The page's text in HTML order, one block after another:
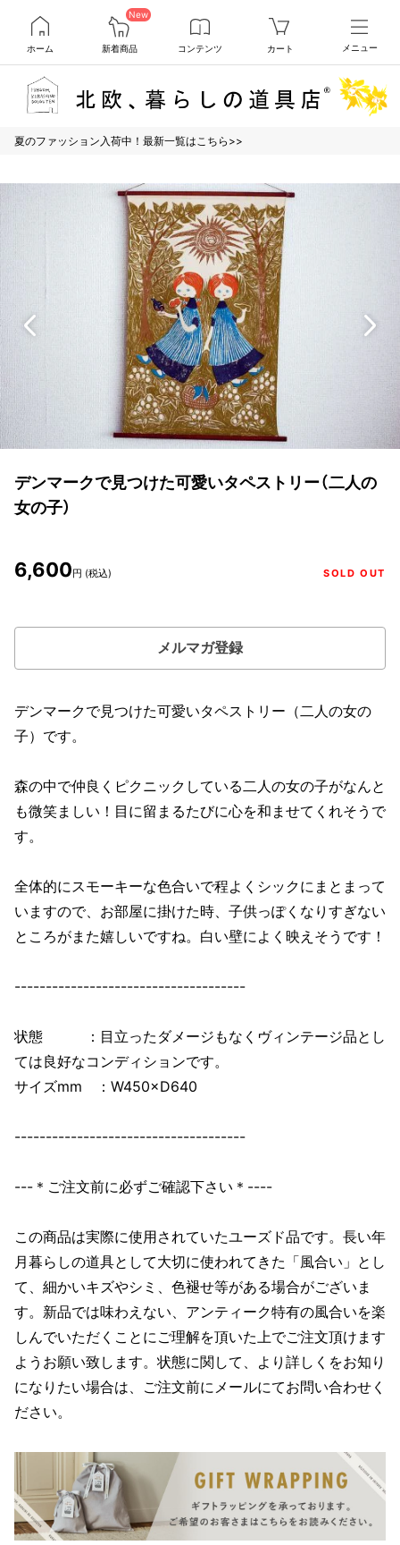
ホーム
New
新着商品 コンテンツ カート メニュー
夏のファッション入荷中！最新一覧はこちら>>
デンマークで見つけた可愛いタペストリー（二人の
女の子）
6,600円 (税込) SOLD OUT
メルマガ登録
デンマークで見つけた可愛いタペストリー（二人の女の
子）です。
森の中で仲良くピクニックしている二人の女の子がなんと
も微笑ましい！目に留まるたびに心を和ませてくれそうで
す。
全体的にスモーキーな色合いで程よくシックにまとまって
いますので、お部屋に掛けた時、子供っぽくなりすぎない
ところがまた嬉しいですね。白い壁によく映えそうです！
-------------------------------------
状態 ：目立ったダメージもなくヴィンテージ品とし
ては良好なコンディションです。
サイズmm ：W450×D640
-------------------------------------
---＊ご注文前に必ずご確認下さい＊----
この商品は実際に使用されていたユーズド品です。長い年
月暮らしの道具として大切に使われてきた「風合い」とし
て、細かいキズやシミ、色褪せ等がある場合がございま
す。新品では味わえない、アンティーク特有の風合いを楽
しんでいただくことにご理解を頂いた上でご注文頂けます
ようお願い致します。状態に関して、より詳しくをお知り
になりたい場合は、ご注文前にメールにてお問い合わせく
ださい。